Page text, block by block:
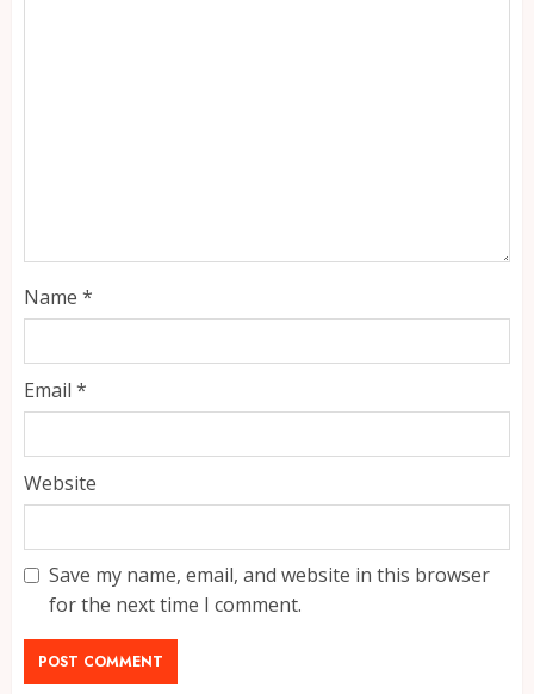
Name *
Email *
Website
Save my name, email, and website in this browser
for the next time I comment.